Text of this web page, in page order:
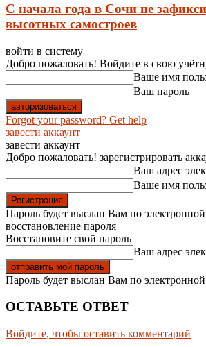
С начала года в Сочи не
высотных самостроев
войти в систему
Добро пожаловать! Войдите в свою
Ваше имя
Ваш пароль
Forgot your password? Get help
завести аккаунт
завести аккаунт
Добро пожаловать! зарегистрировать
Ваш адрес
Ваше имя
Пароль будет выслан Вам по
восстановление пароля
Восстановите свой пароль
Ваш адрес
Пароль будет выслан Вам по
ОСТАВЬТЕ ОТВЕТ
Войдите, чтобы оставить комментарий